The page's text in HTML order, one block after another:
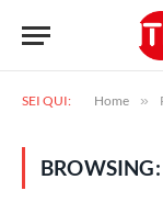
SEI QUI: Home »
BROWSING: